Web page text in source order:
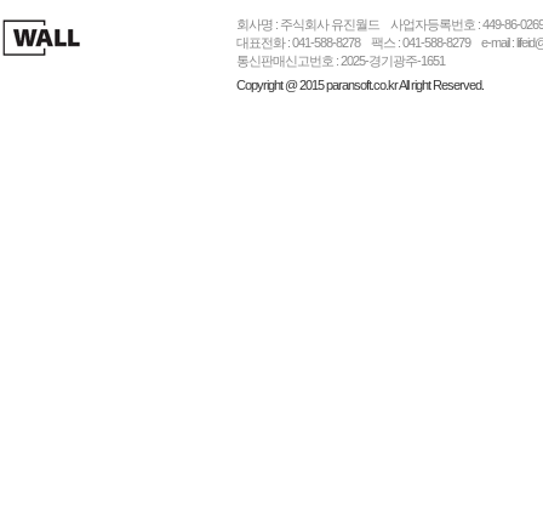
회사명 : 주식회사 유진월드 사업자등록번호 : 449-86-
대표전화 : 041-588-8278 팩스 : 041-588-8279 e-mail :
통신판매신고번호 : 2025-경기광주-1651
Copyright @ 2015 paransoft.co.kr All right Reserved.